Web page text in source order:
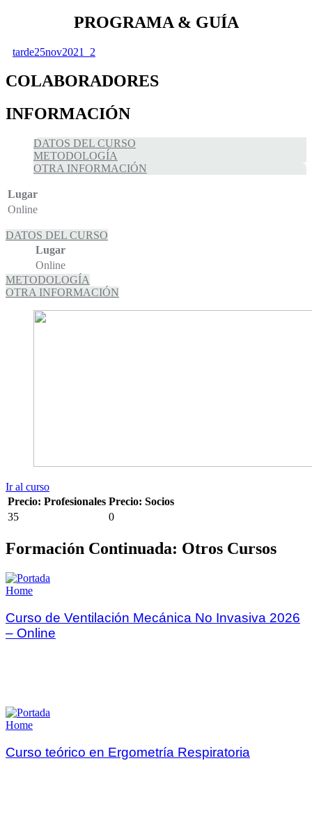
PROGRAMA & GUÍA
tarde25nov2021_2
COLABORADORES
INFORMACIÓN
DATOS DEL CURSO
METODOLOGÍA
OTRA INFORMACIÓN
Lugar
Online
DATOS DEL CURSO
Lugar
Online
METODOLOGÍA
OTRA INFORMACIÓN
Ir al curso
Precio: Profesionales Precio: Socios
35
0
Formación Continuada: Otros Cursos
Home
Curso de Ventilación Mecánica No Invasiva 2026
– Online
Home
Curso teórico en Ergometría Respiratoria